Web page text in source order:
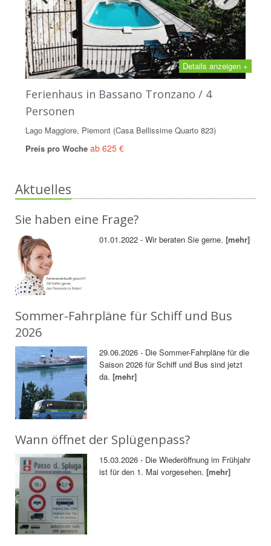
Details anzeigen +
Ferienhaus in Bassano Tronzano / 4
Personen
Lago Maggiore, Piemont (Casa Bellissime Quarto 823)
Preis pro Woche ab 625 €
Aktuelles
Sie haben eine Frage?
01.01.2022 - Wir beraten Sie gerne.[mehr]
Sommer-Fahrpläne für Schiff und Bus
2026
29.06.2026 - Die Sommer-Fahrpläne für die
Saison 2026 für Schiff und Bus sind jetzt
da.[mehr]
Wann öffnet der Splügenpass?
15.03.2026 - Die Wiederöffnung im Frühjahr
ist für den 1. Mai vorgesehen.[mehr]